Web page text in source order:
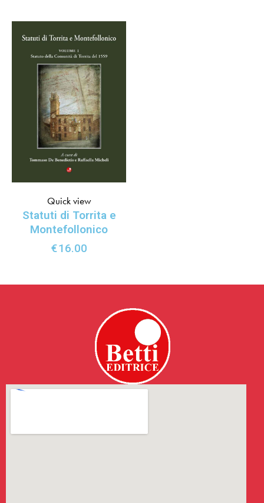
Statuti di Torrita e
Montefollonico
€16.00
Quick view